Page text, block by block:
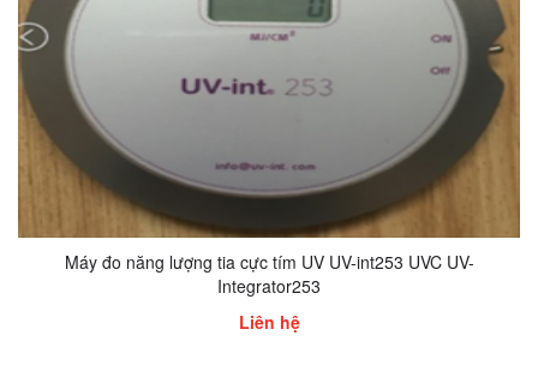
Máy đo năng lượng tia cực tím UV UV-int253 UVC UV-
Integrator253
Liên hệ